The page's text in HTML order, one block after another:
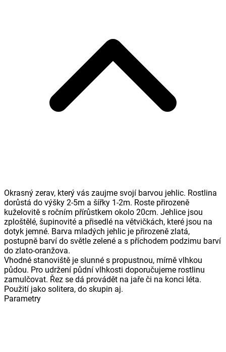
Okrasný zerav, který vás zaujme svojí barvou jehlic. Rostlina
dorůstá do výšky 2-5m a šířky 1-2m. Roste přirozeně
kuželovitě s ročním přírůstkem okolo 20cm. Jehlice jsou
zploštělé, šupinovité a přisedlé na větvičkách, které jsou na
dotyk jemné. Barva mladých jehlic je přirozeně zlatá,
postupně barví do světle zelené a s příchodem podzimu barví
do zlato-oranžova.
Vhodné stanoviště je slunné s propustnou, mírně vlhkou
půdou. Pro udržení půdní vlhkosti doporučujeme rostlinu
zamulčovat. Řez se dá provádět na jaře či na konci léta.
Použití jako solitera, do skupin aj.
Parametry